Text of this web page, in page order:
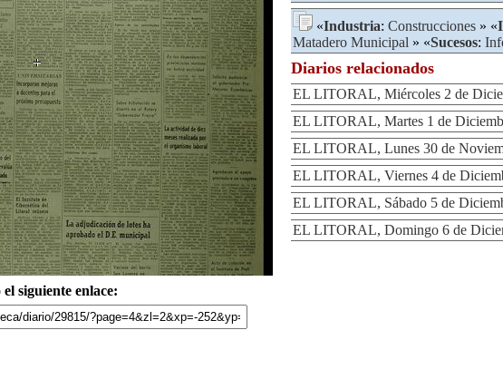
siguiente enlace:
«Industria: Construcciones » «
Matadero Municipal » «Sucesos:
Diarios relacionados
EL LITORAL, Miércoles 2 de
EL LITORAL, Martes 1 de
EL LITORAL, Lunes 30 de
EL LITORAL, Viernes 4 de
EL LITORAL, Sábado 5 de
EL LITORAL, Domingo 6 de